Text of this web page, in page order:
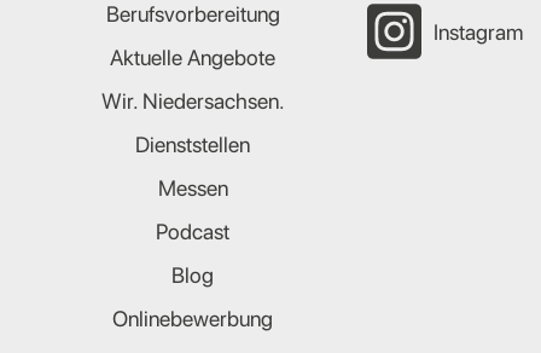
Berufsvorbereitung
Aktuelle Angebote
Wir. Niedersachsen.
Dienststellen
Messen
Podcast
Blog
Onlinebewerbung
Instagram